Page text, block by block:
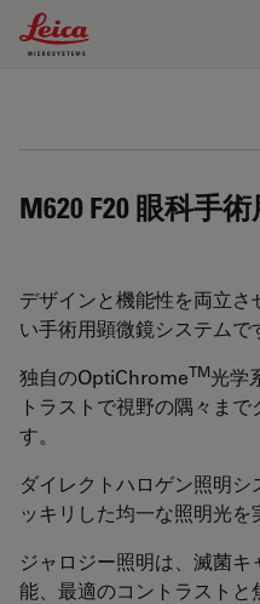
Leica Microsystems Logo
M620 F20 眼科手
デザインと機能性を両立
い手術用顕微鏡システムで
独自のOptiChromeTM光学
トラストで視野の隅々ま
す。
ダイレクトハロゲン照明
ッキリした均一な照明光を
ジャロジー照明は、滅菌
能、最適のコントラスト